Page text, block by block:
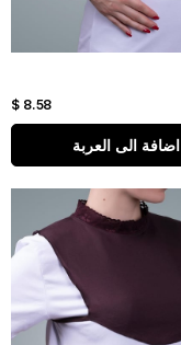
$ 8.58
اضافة الى العربة